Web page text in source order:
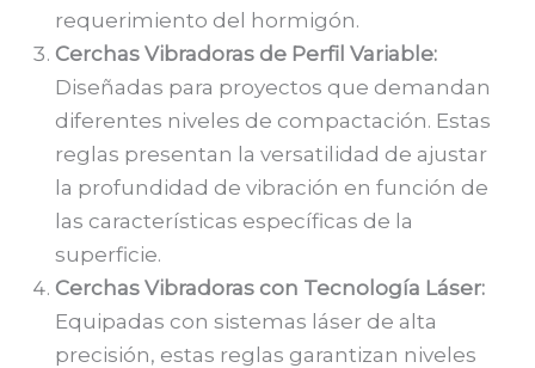
requerimiento del hormigón.
Cerchas Vibradoras de Perfil Variable:
Diseñadas para proyectos que demandan
diferentes niveles de compactación. Estas
reglas presentan la versatilidad de ajustar
la profundidad de vibración en función de
las características específicas de la
superficie.
Cerchas Vibradoras con Tecnología Láser:
Equipadas con sistemas láser de alta
precisión, estas reglas garantizan niveles